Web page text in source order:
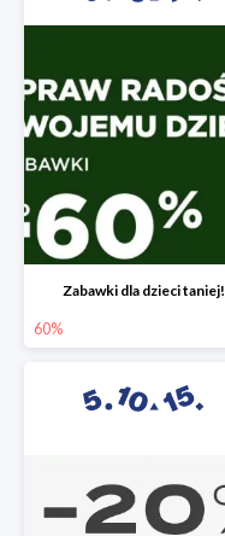
Zabawki dla dzieci taniej!
60%